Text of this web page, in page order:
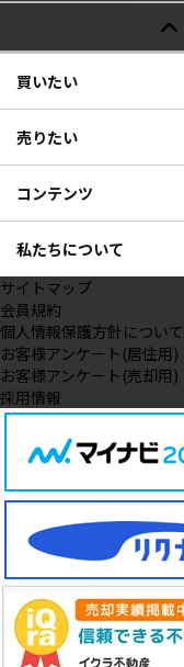
買いたい
売りたい
コンテンツ
私たちについて
サイトマップ
会員規約
個人情報保護方針について
お客様アンケート(居住用)
お客様アンケート(売却用)
採用情報